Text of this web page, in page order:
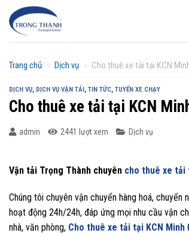
Chuyển
đến
Trang chủ » Dịch vụ » Cho thuê xe tải tại KCN
DỊCH VỤ, DỊCH VỤ VẬN TẢI, TIN TỨC, TUYẾN XE CHẠY
Cho thuê xe tải tại KCN
admin 2441 lượt xem Dịch vụ
Vận tải Trọng Thành chuyên cho thuê xe tải
Chúng tôi chuyên vận chuyển hàng hoá,
hoạt động 24h/24h, đáp ứng mọi nhu cầu vận
nhà, văn phòng, Cho thuê xe tải tại KCN Minh